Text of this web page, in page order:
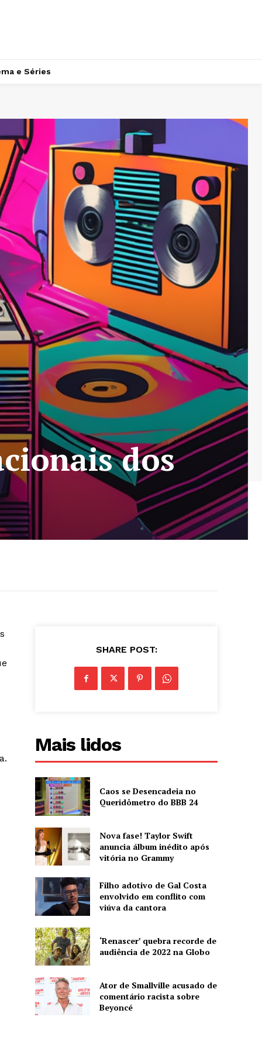
e Séries
dos
SHARE POST:
Mais lidos
Caos se Desencadeia no
Queridômetro do BBB 24
Nova fase! Taylor Swift
anuncia álbum inédito após
vitória no Grammy
Filho adotivo de Gal Costa
envolvido em conflito com
viúva da cantora
‘Renascer’ quebra recorde de
audiência de 2022 na Globo
Ator de Smallville acusado de
comentário racista sobre
Beyoncé